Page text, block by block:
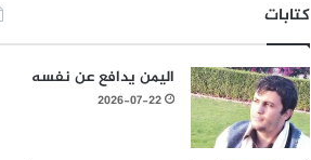
كتابات
اليمن يدافع عن نفسه
2026-07-22